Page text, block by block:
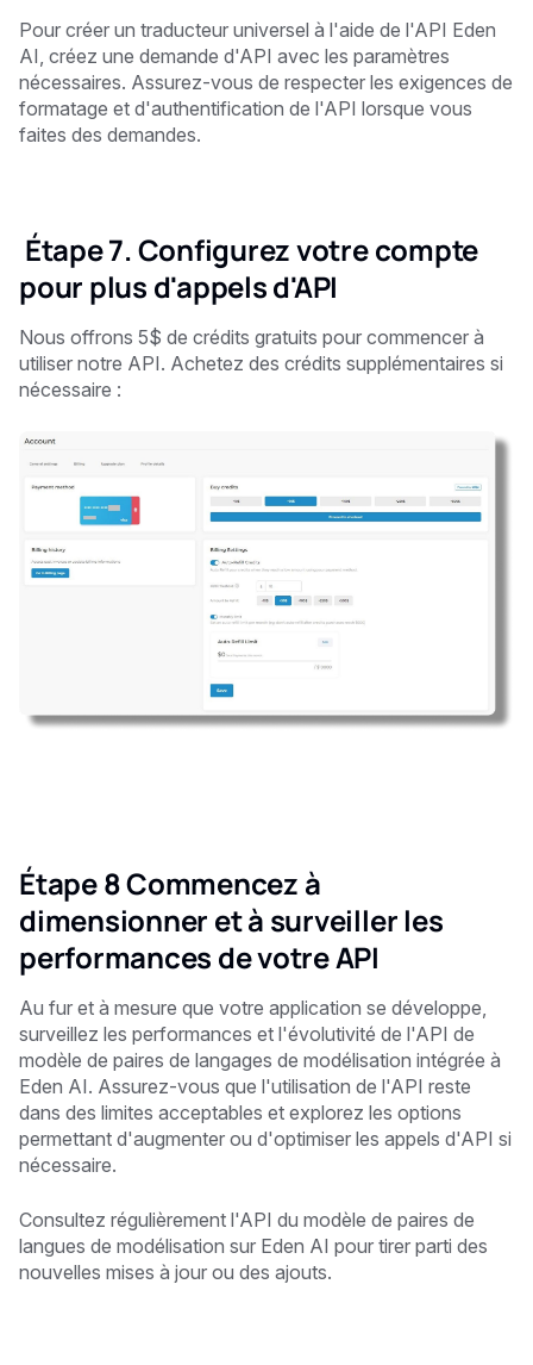
Pour créer un traducteur universel à l'aide de l'API Eden
AI, créez une demande d'API avec les paramètres
nécessaires. Assurez-vous de respecter les exigences de
formatage et d'authentification de l'API lorsque vous
faites des demandes.
‍ Étape 7. Configurez votre compte
pour plus d'appels d'API
Nous offrons 5$ de crédits gratuits pour commencer à
utiliser notre API. Achetez des crédits supplémentaires si
nécessaire :
Étape 8 Commencez à
dimensionner et à surveiller les
performances de votre API
Au fur et à mesure que votre application se développe,
surveillez les performances et l'évolutivité de l'API de
modèle de paires de langages de modélisation intégrée à
Eden AI. Assurez-vous que l'utilisation de l'API reste
dans des limites acceptables et explorez les options
permettant d'augmenter ou d'optimiser les appels d'API si
nécessaire.
Consultez régulièrement l'API du modèle de paires de
langues de modélisation sur Eden AI pour tirer parti des
nouvelles mises à jour ou des ajouts.